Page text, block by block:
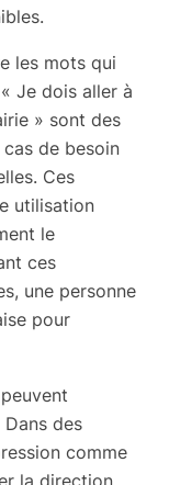
les mots qui
Je dois aller à
» sont des
cas de besoin
Ces
utilisation
le
ces
une personne
pour
des
comme
la direction